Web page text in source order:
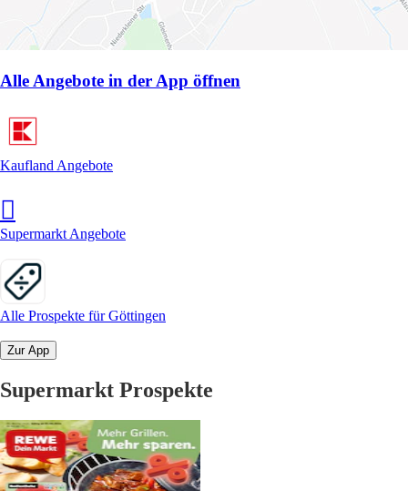
Alle Angebote in der App öffnen
Kaufland Angebote
Supermarkt Angebote
Alle Prospekte für Göttingen
Zur App
Supermarkt Prospekte